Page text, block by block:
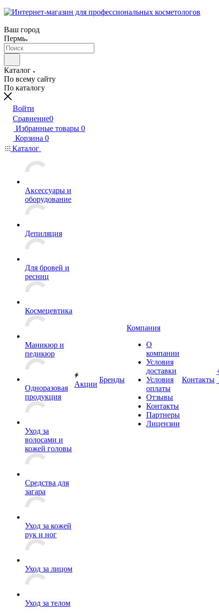
Ваш город
Пермь
Каталог
По всему сайту
По каталогу
Войти
Сравнение0
Избранные товары 0
Корзина 0
Каталог
Аксессуары и
оборудование
Депиляция
Для бровей и
ресниц
Космецевтика
Маникюр и
педикюр
Одноразовая
продукция
Уход за
волосами и
кожей головы
Средства для
загара
Уход за кожей
рук и ног
Уход за лицом
Уход за телом
Акции
Бренды
Компания
О
компании
Условия
доставки
Условия
оплаты
Отзывы
Контакты
Партнеры
Лицензии
Контакты